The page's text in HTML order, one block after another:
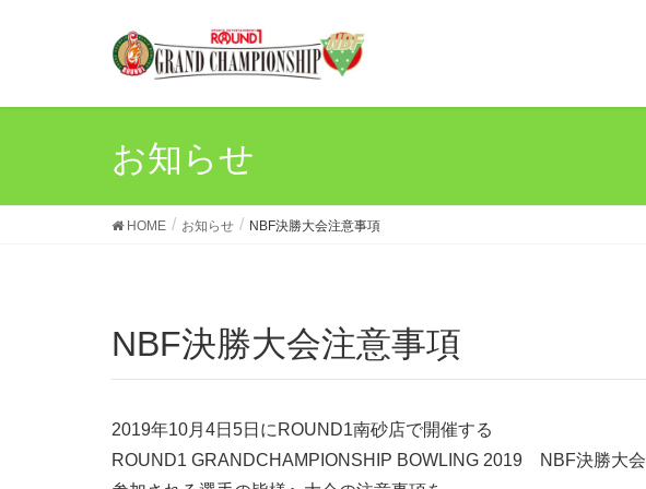
お知らせ
HOME お知らせ NBF決勝大会注意事項
NBF決勝大会注意事項
2019年10月4日5日にROUND1南砂店で開催する
ROUND1 GRANDCHAMPIONSHIP BOWLING 2019 NBF決勝大会